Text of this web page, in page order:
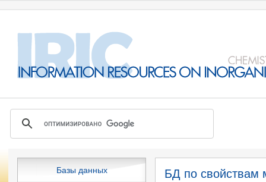
Базы данных БД по свойствам